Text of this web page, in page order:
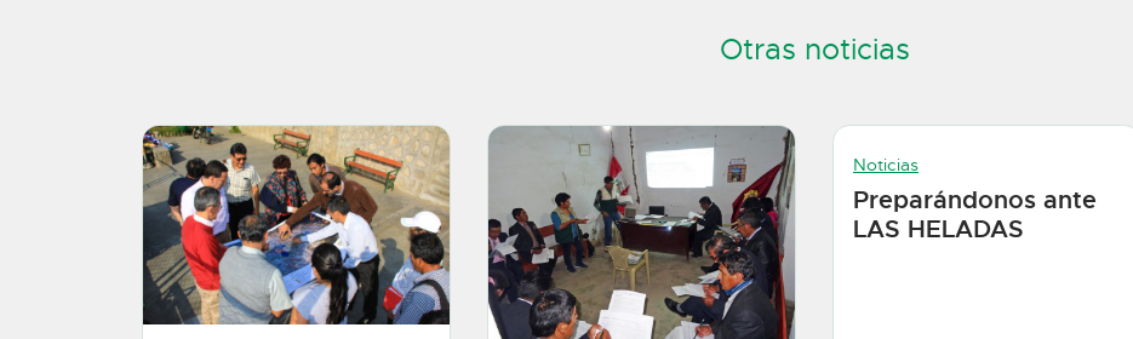
Otras noticias
Noticias
Preparándonos ante
LAS HELADAS